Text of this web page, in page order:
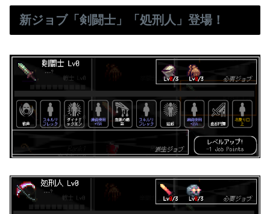
新ジョブ「剣闘士」「処刑人」登場！